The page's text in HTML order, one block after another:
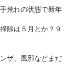
荒れの状態で新年
除は５月とか？９
ザ、風邪などまだ